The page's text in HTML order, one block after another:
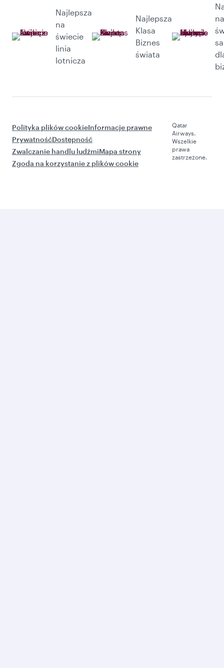
Najlepsza
na
świecie
linia
lotnicza
Najlepsza
Klasa
Biznes
świata
na
Polityka plików cookieInformacje prawne
PrywatnośćDostępność
Zwalczanie handlu ludźmiMapa strony
Zgoda na korzystanie z plików cookie
Qatar
Airways.
Wszelkie
prawa
zastrzeżone.